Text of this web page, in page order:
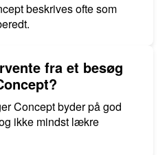
beskrives ofte som
fra et besøg
Concept byder på god
ikke mindst lækre